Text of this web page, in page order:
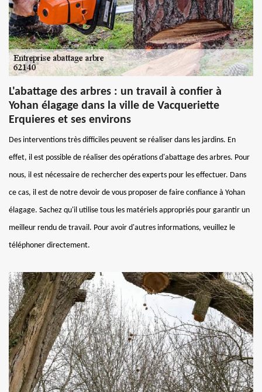
L'abattage des arbres : un travail à confier à
Yohan élagage dans la ville de Vacqueriette
Erquieres et ses environs
Des interventions très difficiles peuvent se réaliser dans les jardins. En
effet, il est possible de réaliser des opérations d'abattage des arbres. Pour
nous, il est nécessaire de rechercher des experts pour les effectuer. Dans
ce cas, il est de notre devoir de vous proposer de faire confiance à Yohan
élagage. Sachez qu'il utilise tous les matériels appropriés pour garantir un
meilleur rendu de travail. Pour avoir d'autres informations, veuillez le
téléphoner directement.